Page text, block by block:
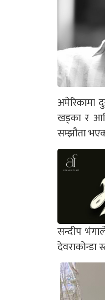
अमेरिकामा
खड्का र
सम्झौता
सन्दीप
देवराकोन्डा